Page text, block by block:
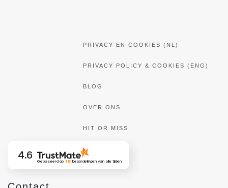
PRIVACY EN COOKIES (NL)
PRIVACY POLICY & COOKIES (ENG)
BLOG
OVER ONS
HIT OR MISS
4.6
Gebaseerd op 110beoordelingen van alle tijden